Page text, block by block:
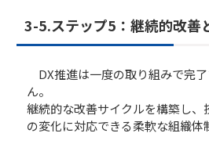
3-5.ステップ5：継続的改善
DX推進は一度の取り組みで完
ん。
継続的な改善サイクルを構築し、
の変化に対応できる柔軟な組織体